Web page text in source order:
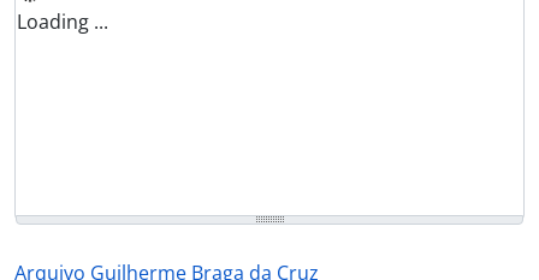
Loading ...
Arquivo Guilherme Braga da Cruz